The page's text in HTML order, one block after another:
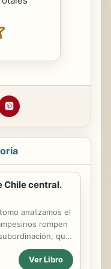
Chile central.
analizamos el
rompen
que
de lealtad
larga historia
Ver Libro